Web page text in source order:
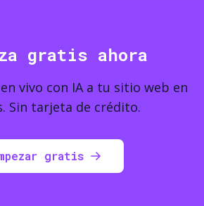
gratis ahora
vivo con IA a tu sitio web en
Sin tarjeta de crédito.
gratis